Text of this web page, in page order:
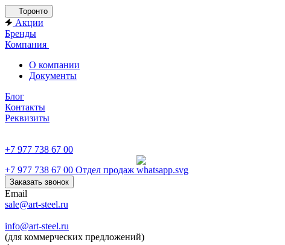
Торонто
Акции
Бренды
Компания
О компании
Документы
Блог
Контакты
Реквизиты
+7 977 738 67 00
+7 977 738 67 00 Отдел продаж
Заказать звонок
Email
sale@art-steel.ru
info@art-steel.ru
(для коммерческих предложений)